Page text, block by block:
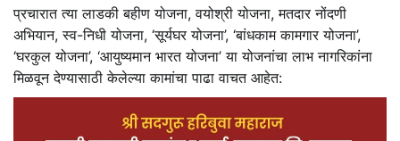
प्रचारात त्या लाडकी बहीण योजना, वयोश्री योजना, मतदार नोंदणी
अभियान, स्व-निधी योजना, ‘सूर्यघर योजना’, ‘बांधकाम कामगार योजना’,
‘घरकुल योजना’, ‘आयुष्यमान भारत योजना’ या योजनांचा लाभ नागरिकांना
मिळवून देण्यासाठी केलेल्या कामांचा पाढा वाचत आहेत: